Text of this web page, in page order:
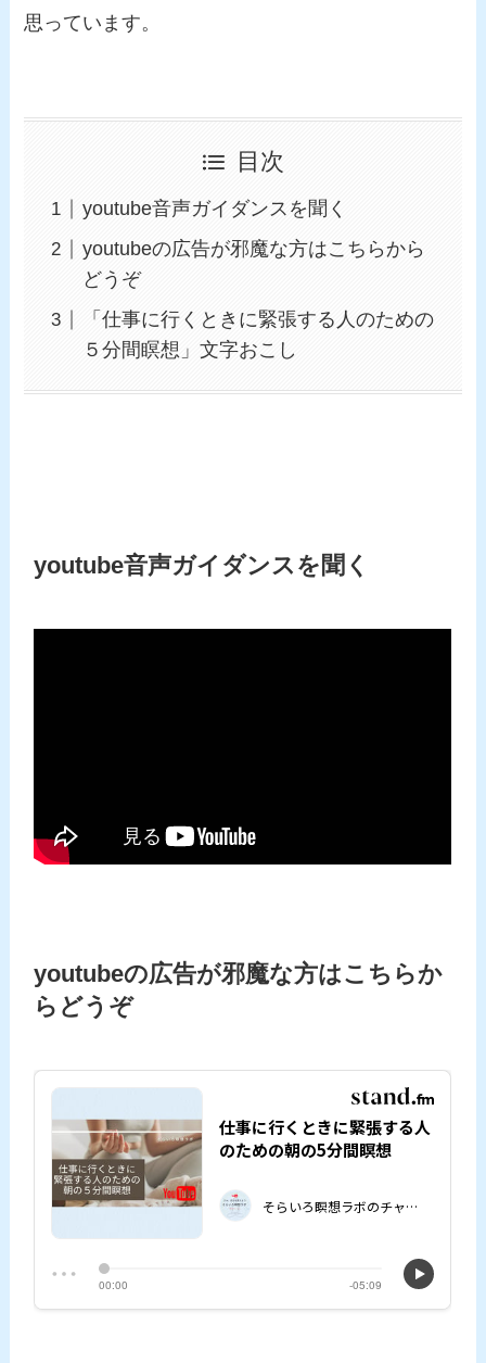
思っています。
目次
youtube音声ガイダンスを聞く
youtubeの広告が邪魔な方はこちらから
どうぞ
「仕事に行くときに緊張する人のための
５分間瞑想」文字おこし
youtube音声ガイダンスを聞く
youtubeの広告が邪魔な方はこちらか
らどうぞ